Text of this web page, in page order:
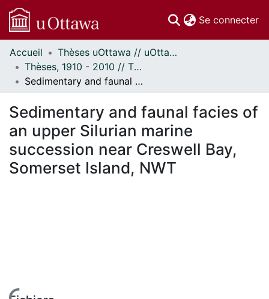
Se connecter
Communautés
et collections
Parcourir
À propos
Accueil
Thèses uOttawa // uOttawa Theses
Thèses, 1910 - 2010 // Theses, 1910 - 2010
Sedimentary and faunal facies of an upper Silurian marine succession near Creswell Bay, Somerset Island, NWT
Sedimentary and faunal facies of
an upper Silurian marine
succession near Creswell Bay,
Somerset Island, NWT